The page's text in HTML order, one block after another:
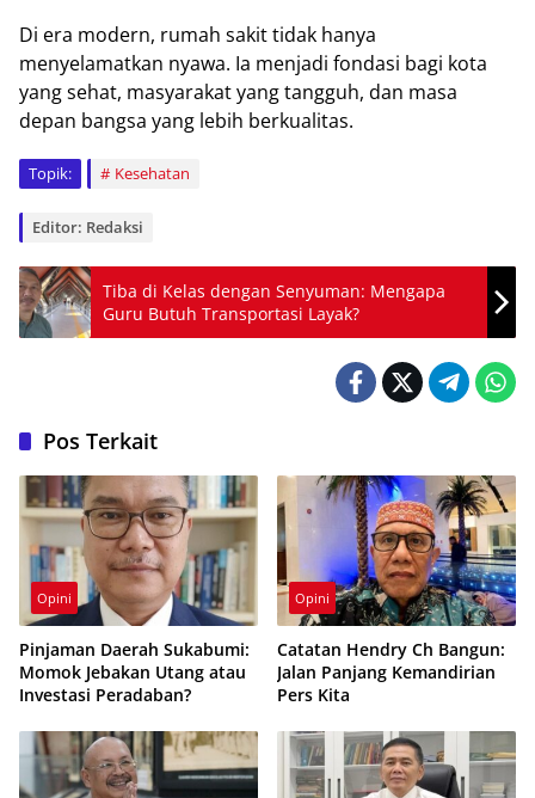
Di era modern, rumah sakit tidak hanya
menyelamatkan nyawa. Ia menjadi fondasi bagi kota
yang sehat, masyarakat yang tangguh, dan masa
depan bangsa yang lebih berkualitas.
Topik: Kesehatan
Editor: Redaksi
Tiba di Kelas dengan Senyuman: Mengapa
Guru Butuh Transportasi Layak?
Pos Terkait
Opini
Pinjaman Daerah Sukabumi:
Momok Jebakan Utang atau
Investasi Peradaban?
Opini
Catatan Hendry Ch Bangun:
Jalan Panjang Kemandirian
Pers Kita